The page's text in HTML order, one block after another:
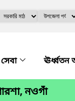
ঊর্ধ্বতন
নওগাঁ